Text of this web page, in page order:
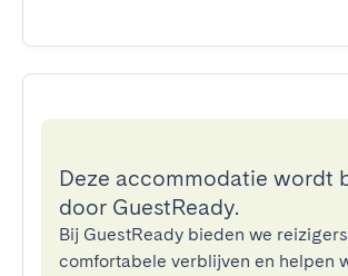
Deze accommodatie wordt
door GuestReady.
Bij GuestReady bieden we reizigers
comfortabele verblijven en helpen